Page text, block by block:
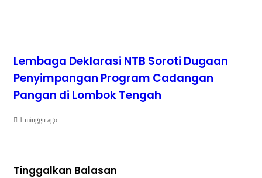
Lembaga Deklarasi NTB Soroti Dugaan
Penyimpangan Program Cadangan
Pangan di Lombok Tengah
1 minggu ago
Tinggalkan Balasan